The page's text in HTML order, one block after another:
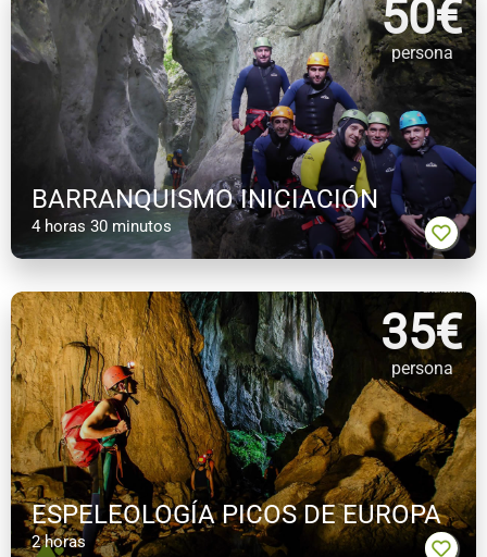
50€
persona
BARRANQUISMO INICIACIÓN
4 horas 30 minutos
35€
persona
ESPELEOLOGÍA PICOS DE EUROPA
2 horas